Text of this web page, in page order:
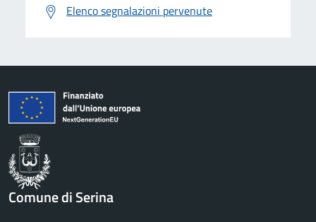
Elenco segnalazioni pervenute
Comune di Serina